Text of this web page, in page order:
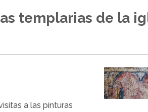
templarias de la
a las pinturas